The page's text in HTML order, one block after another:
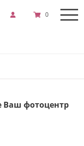
0
Ваш фотоцентр